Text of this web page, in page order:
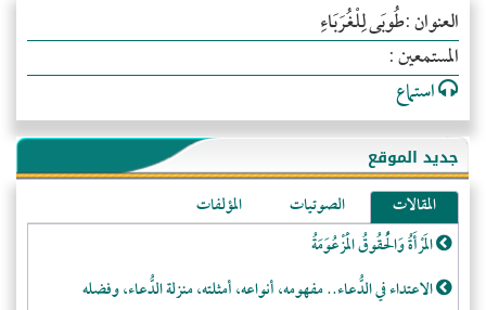
العنوان :طُوبَى لِلْغُرَبَاءِ
المستمعين :
استماع
جديد الموقع
المقالات الصوتيات
المؤلفات
المَرْأَةُ وَالْحُقُوقُ الْمَزْعُوَمَةُ
الاعتداء في الدُّعاء.. مفهومه، أنواعه، أمثلته، منزلة الدُّعاء، وفضله